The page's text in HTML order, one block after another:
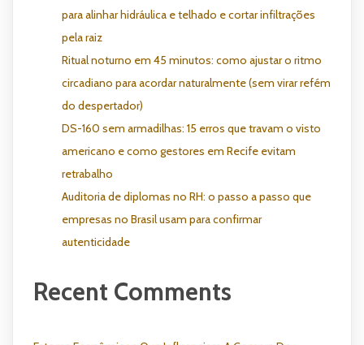
para alinhar hidráulica e telhado e cortar infiltrações
pela raiz
Ritual noturno em 45 minutos: como ajustar o ritmo
circadiano para acordar naturalmente (sem virar refém
do despertador)
DS-160 sem armadilhas: 15 erros que travam o visto
americano e como gestores em Recife evitam
retrabalho
Auditoria de diplomas no RH: o passo a passo que
empresas no Brasil usam para confirmar
autenticidade
Recent Comments